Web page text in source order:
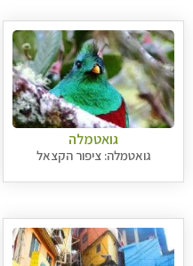
גואטמלה
גואטמלה: ציפור הקצאל